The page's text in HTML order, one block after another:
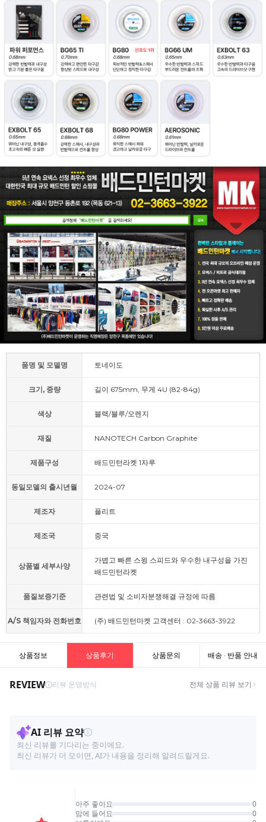
품명 및 모델명 토네이도
크기, 중량 길이 675mm, 무게 4U (82-84g)
색상 블랙/블루/오렌지
재질 NANOTECH Carbon Graphite
제품구성 배드민턴라켓 1자루
동일모델의 출시년월 2024-07
제조자 플리트
제조국 중국
상품별 세부사양
가볍고 빠른 스윙 스피드와 우수한 내구성을 가진
배드민턴라켓
품질보증기준 관련법 및 소비자분쟁해결 규정에 따름
A/S 책임자와 전화번호 (주) 배드민턴마켓 고객센터 : 02-3663-3922
상품정보 상품후기 상품문의 배송 · 반품 안내